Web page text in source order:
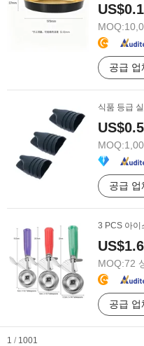
MOQ:
공급 업
식품 등급
MOQ:
공급 업
3 PCS 아이
MOQ:72
공급 업
1 / 1001